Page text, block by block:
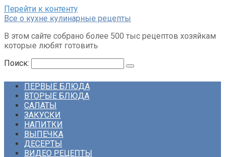
Перейти к контенту
Все о кухне кулинарные рецепты
В этом сайте собрано более 500 тыс рецептов хозяйкам
которые любят готовить
Поиск:
ПЕРВЫЕ БЛЮДА
ВТОРЫЕ БЛЮДА
САЛАТЫ
ЗАКУСКИ
НАПИТКИ
ВЫПЕЧКА
ДЕСЕРТЫ
ВИДЕО РЕЦЕПТЫ